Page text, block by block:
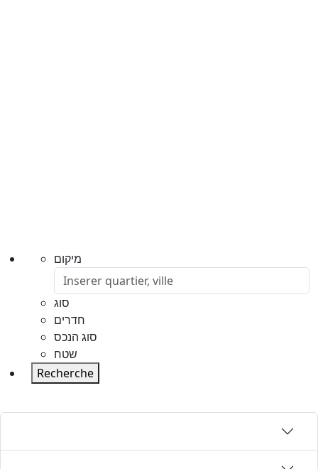
מיקום
סוג
חדרים
סוג הנכס
שטח
Recherche